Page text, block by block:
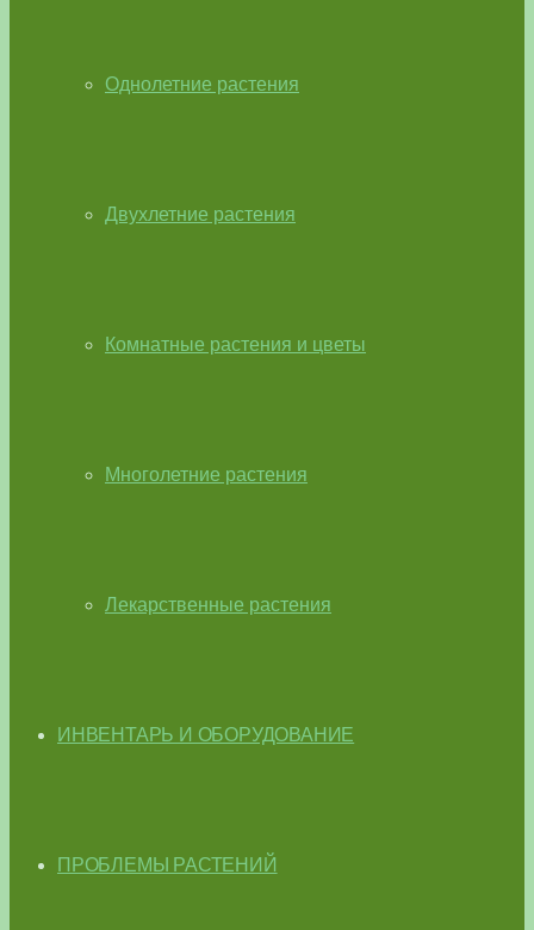
Однолетние растения
Двухлетние растения
Комнатные растения и цветы
Многолетние растения
Лекарственные растения
ИНВЕНТАРЬ И ОБОРУДОВАНИЕ
ПРОБЛЕМЫ РАСТЕНИЙ